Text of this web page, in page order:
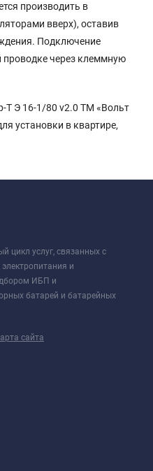
производить в
вверх), оставив
Подключение
через клеммную
Т Э 16-1/80 v2.0 ТМ «Вольт
установки в квартире,
цикл услуг, связанных с
и
ИБП и
батарей и батарейных
сайта